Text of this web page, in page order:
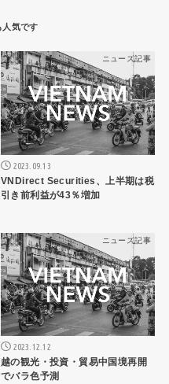
ニュース記事
2023.09.13
VNDirect Securities、上半期は税
引き前利益が43％増加
ニュース記事
2023.12.12
越の観光・投資・貿易中国境再開
でバラ色予測